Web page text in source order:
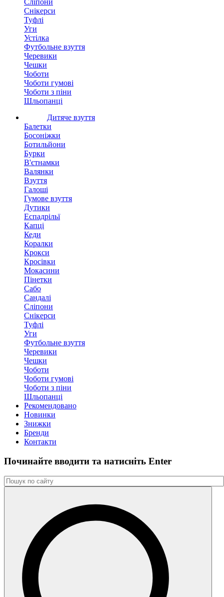
Сліпони
Снікерси
Туфлі
Уги
Устілка
Футбольне взуття
Черевики
Чешки
Чоботи
Чоботи гумові
Чоботи з піни
Шльопанці
Дитяче взуття
Балетки
Босоніжки
Ботильйони
Бурки
В'єтнамки
Валянки
Взуття
Галоші
Гумове взуття
Дутики
Еспадрільї
Капці
Кеди
Коралки
Крокси
Кросівки
Мокасини
Пінетки
Сабо
Сандалі
Сліпони
Снікерси
Туфлі
Уги
Футбольне взуття
Черевики
Чешки
Чоботи
Чоботи гумові
Чоботи з піни
Шльопанці
Рекомендовано
Новинки
Знижки
Бренди
Контакти
Починайте вводити та натиснiть Enter